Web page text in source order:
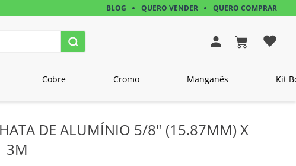
BLOG QUERO VENDER QUERO COMPRAR
Cobre Cromo Manganês Kit
DE ALUMÍNIO 5/8" (15.87MM) X
3M